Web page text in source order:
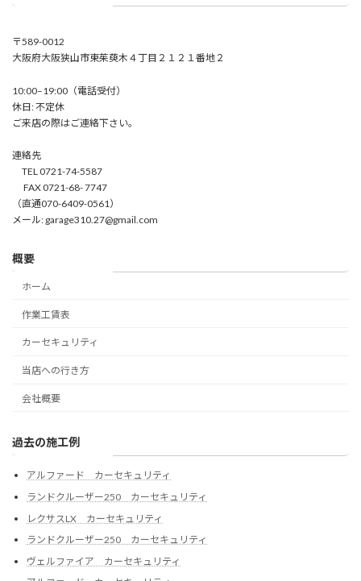
〒589-0012
大阪府大阪狭山市東茱萸木４丁目２１２１番地２
10:00–19:00（電話受付）
休日: 不定休
ご来店の際はご連絡下さい。
連絡先
TEL 0721-74-5587
FAX 0721-68- 7747
（直通070-6409-0561）
メール: garage310.27@gmail.com
概要
ホーム
作業工賃表
カーセキュリティ
当店への行き方
会社概要
過去の施工例
アルファード カーセキュリティ
ランドクルーザー250 カーセキュリティ
レクサスLX カーセキュリティ
ランドクルーザー250 カーセキュリティ
ヴェルファイア カーセキュリティ